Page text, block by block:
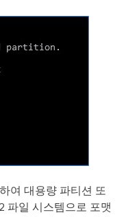
여 대용량 파티션 또
파일 시스템으로 포맷